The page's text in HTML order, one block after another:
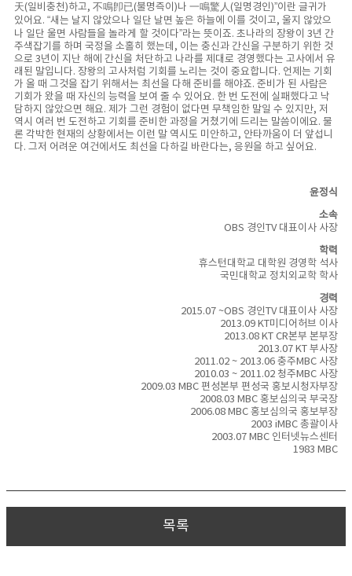
天(일비충천)하고, 不鳴卽已(불명즉이)나 一鳴驚人(일명경인)”이란 글귀가
있어요. “새는 날지 않았으나 일단 날면 높은 하늘에 이를 것이고, 울지 않았으
나 일단 울면 사람들을 놀라게 할 것이다”라는 뜻이죠. 초나라의 장왕이 3년 간
주색잡기를 하며 국정을 소홀히 했는데, 이는 충신과 간신을 구분하기 위한 것
으로 3년이 지난 해에 간신을 처단하고 나라를 제대로 경영했다는 고사에서 유
래된 말입니다. 장왕의 고사처럼 기회를 노리는 것이 중요합니다. 언제는 기회
가 올 때 그것을 잡기 위해서는 최선을 다해 준비를 해야죠. 준비가 된 사람은
기회가 왔을 때 자신의 능력을 보여 줄 수 있어요. 한 번 도전에 실패했다고 낙
담하지 않았으면 해요. 제가 그런 경험이 없다면 무책임한 말일 수 있지만, 저
역시 여러 번 도전하고 기회를 준비한 과정을 거쳤기에 드리는 말씀이에요. 물
론 각박한 현재의 상황에서는 이런 말 역시도 미안하고, 안타까움이 더 앞섭니
다. 그저 어려운 여건에서도 최선을 다하길 바란다는, 응원을 하고 싶어요.
윤정식
소속
OBS 경인TV 대표이사 사장
학력
휴스턴대학교 대학원 경영학 석사
국민대학교 정치외교학 학사
경력
2015.07 ~OBS 경인TV 대표이사 사장
2013.09 KT미디어허브 이사
2013.08 KT CR본부 본부장
2013.07 KT 부사장
2011.02 ~ 2013.06 충주MBC 사장
2010.03 ~ 2011.02 청주MBC 사장
2009.03 MBC 편성본부 편성국 홍보시청자부장
2008.03 MBC 홍보심의국 부국장
2006.08 MBC 홍보심의국 홍보부장
2003 iMBC 총괄이사
2003.07 MBC 인터넷뉴스센터
1983 MBC
목록